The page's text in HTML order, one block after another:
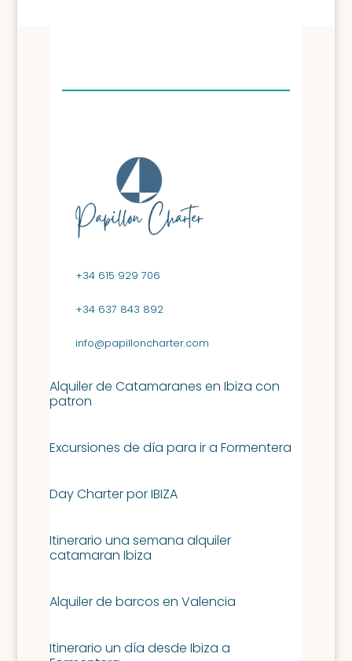
+34 615 929 706
+34 637 843 892
info@papilloncharter.com
Alquiler de Catamaranes en Ibiza con
patron
Excursiones de día para ir a Formentera
Day Charter por IBIZA
Itinerario una semana alquiler
catamaran Ibiza
Alquiler de barcos en Valencia
Itinerario un día desde Ibiza a